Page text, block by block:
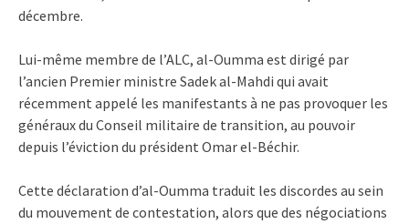
décembre.
Lui-même membre de l’ALC, al-Oumma est dirigé par
l’ancien Premier ministre Sadek al-Mahdi qui avait
récemment appelé les manifestants à ne pas provoquer les
généraux du Conseil militaire de transition, au pouvoir
depuis l’éviction du président Omar el-Béchir.
Cette déclaration d’al-Oumma traduit les discordes au sein
du mouvement de contestation, alors que des négociations